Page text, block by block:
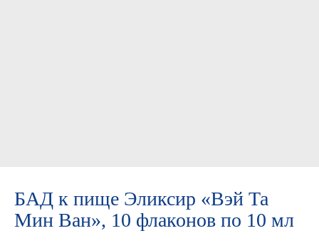
БАД к пище Эликсир «Вэй Та
Мин Ван», 10 флаконов по 10 мл